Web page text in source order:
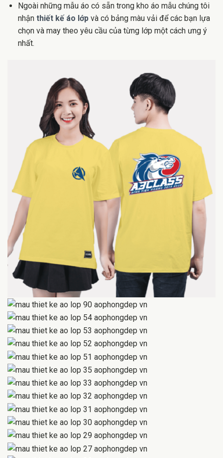
Ngoài những mẫu áo có sẵn trong kho áo mẫu chúng tôi
nhận thiết kế áo lớpvà có bảng màu vải để các bạn lựa
chọn và may theo yêu cầu của từng lớp một cách ưng ý
nhất.